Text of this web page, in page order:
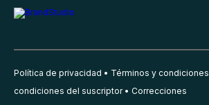
Política de privacidad Términos y condiciones
condiciones del suscriptor
Correcciones